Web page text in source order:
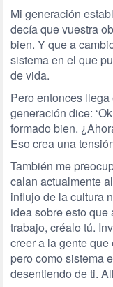
Mi generación
decía que vuestra
bien. Y que a
sistema en el que
de vida.
Pero entonces
generación dice:
formado bien.
Eso crea una
También me
calan actualmente
influjo de la cultura
idea sobre esto que
trabajo, créalo tú.
creer a la gente
pero como sistema
desentiendo de ti.